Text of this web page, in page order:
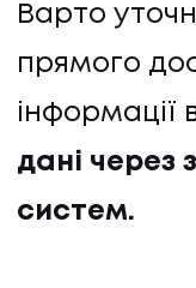
Варто
прямого
інформації
дані через
систем.